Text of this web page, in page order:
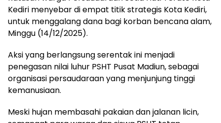
Kediri menyebar di empat titik strategis Kota Kediri,
untuk menggalang dana bagi korban bencana alam,
Minggu (14/12/2025).
Aksi yang berlangsung serentak ini menjadi
penegasan nilai luhur PSHT Pusat Madiun, sebagai
organisasi persaudaraan yang menjunjung tinggi
kemanusiaan.
Meski hujan membasahi pakaian dan jalanan licin,